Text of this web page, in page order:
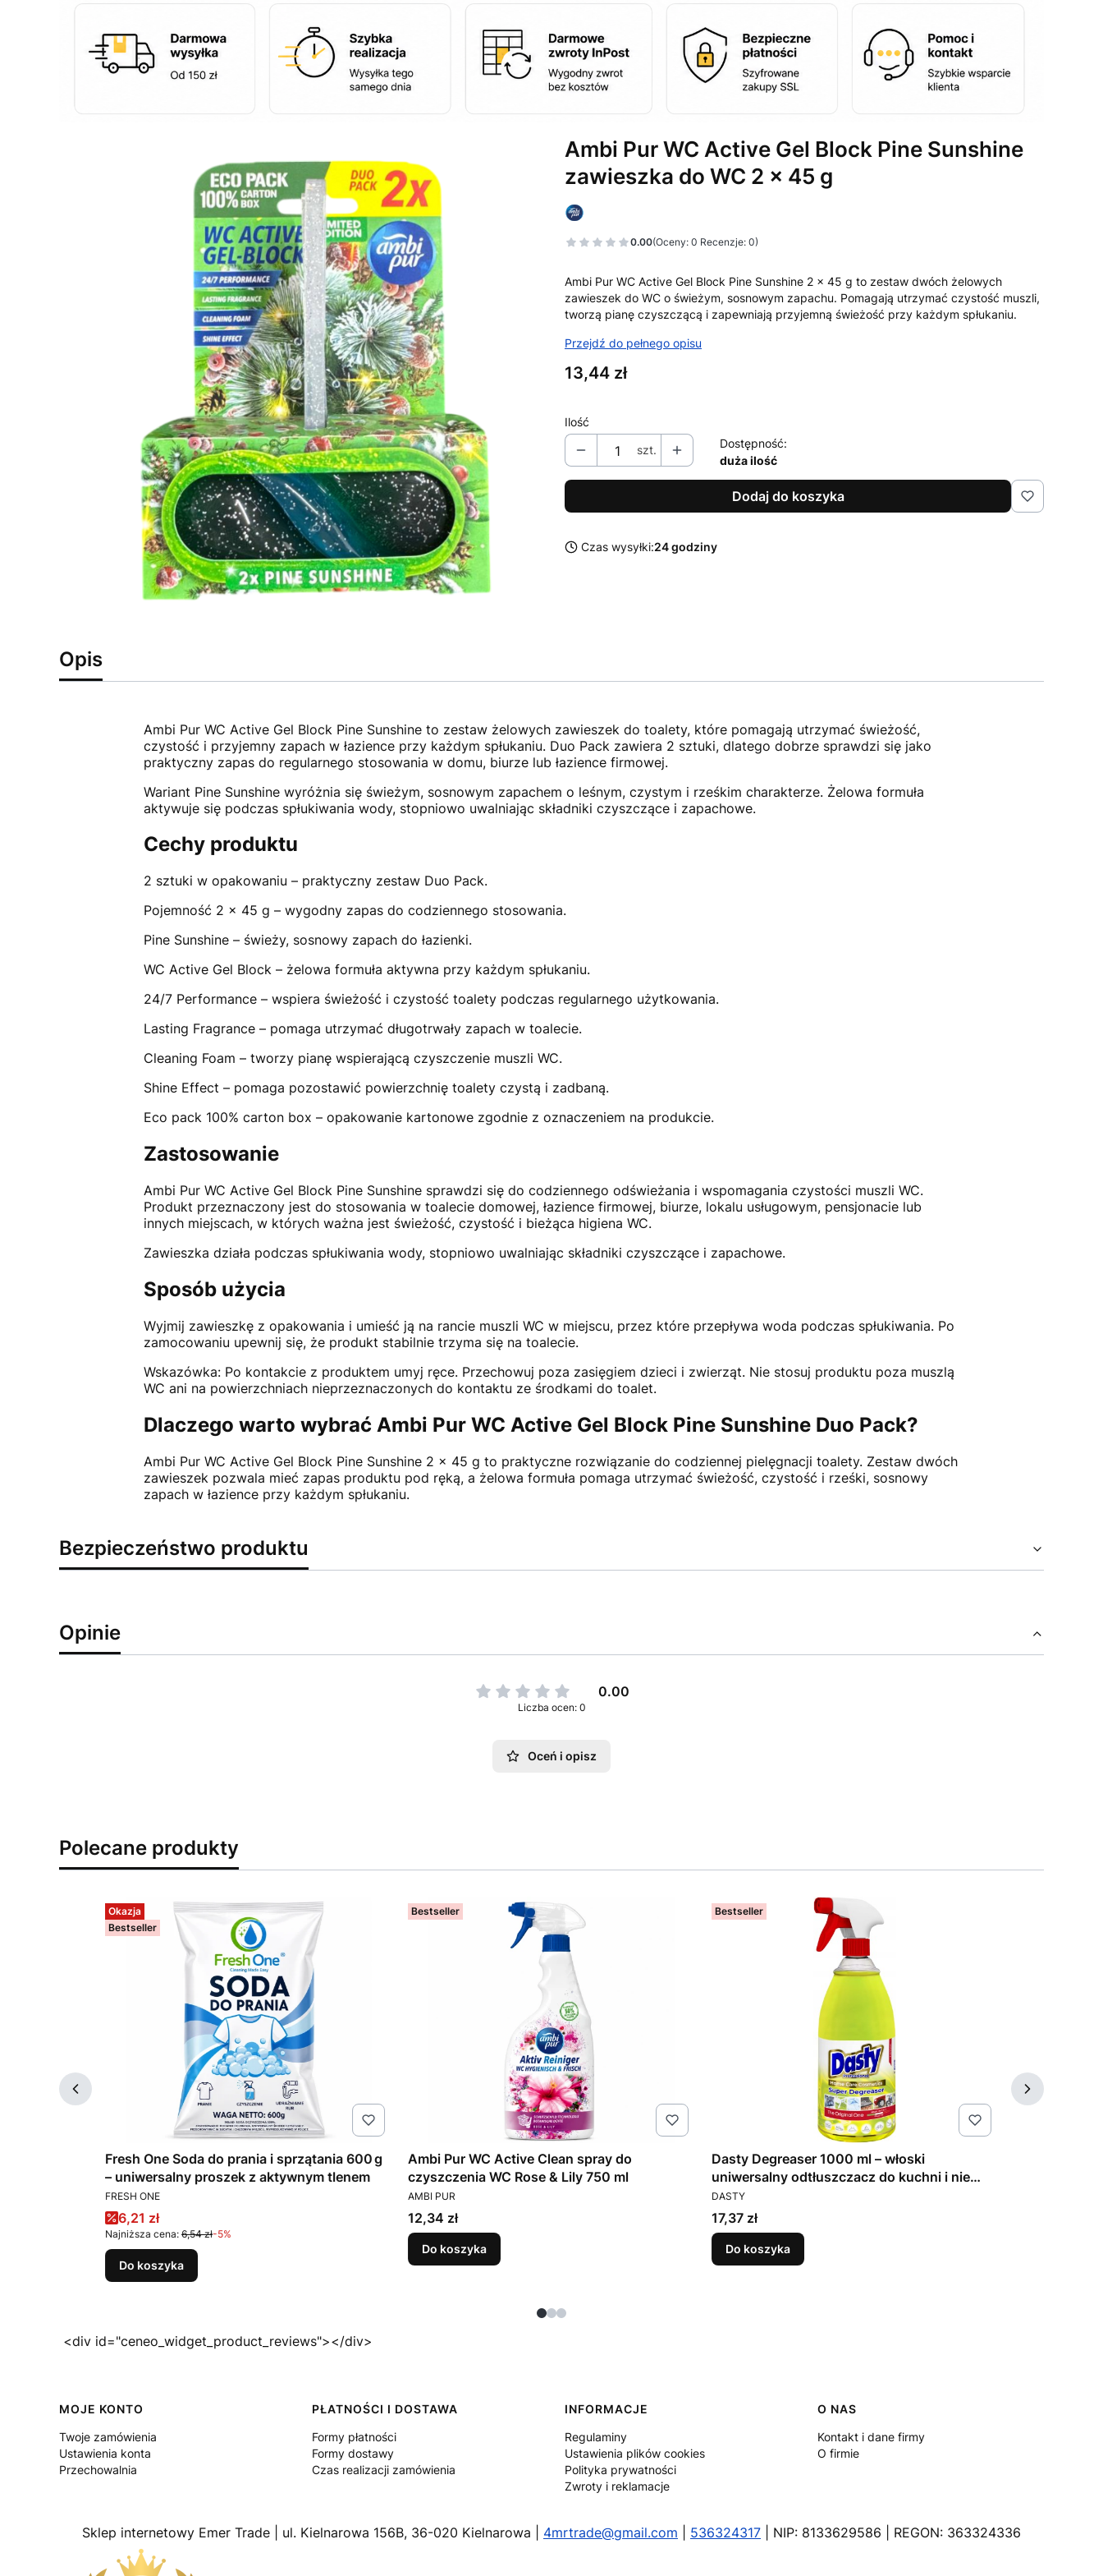
Ambi Pur WC Active Gel Block Pine Sunshine
zawieszka do WC 2 x 45 g
0.00(Oceny: 0 Recenzje: 0)
Przejdź do sekcji Opinie
Ambi Pur WC Active Gel Block Pine Sunshine 2 x 45 g to zestaw dwóch żelowych
zawieszek do WC o świeżym, sosnowym zapachu. Pomagają utrzymać czystość muszli,
tworzą pianę czyszczącą i zapewniają przyjemną świeżość przy każdym spłukaniu.
Przejdź do pełnego opisu
Cena
13,44 zł
Ilość
szt.
Dostępność:
duża ilość
Dodaj do koszyka
Czas wysyłki:24 godziny
Opis
Ambi Pur WC Active Gel Block Pine Sunshine to zestaw żelowych zawieszek do toalety, które pomagają utrzymać świeżość,
czystość i przyjemny zapach w łazience przy każdym spłukaniu. Duo Pack zawiera 2 sztuki, dlatego dobrze sprawdzi się jako
praktyczny zapas do regularnego stosowania w domu, biurze lub łazience firmowej.
Wariant Pine Sunshine wyróżnia się świeżym, sosnowym zapachem o leśnym, czystym i rześkim charakterze. Żelowa formuła
aktywuje się podczas spłukiwania wody, stopniowo uwalniając składniki czyszczące i zapachowe.
Cechy produktu
2 sztuki w opakowaniu – praktyczny zestaw Duo Pack.
Pojemność 2 x 45 g – wygodny zapas do codziennego stosowania.
Pine Sunshine – świeży, sosnowy zapach do łazienki.
WC Active Gel Block – żelowa formuła aktywna przy każdym spłukaniu.
24/7 Performance – wspiera świeżość i czystość toalety podczas regularnego użytkowania.
Lasting Fragrance – pomaga utrzymać długotrwały zapach w toalecie.
Cleaning Foam – tworzy pianę wspierającą czyszczenie muszli WC.
Shine Effect – pomaga pozostawić powierzchnię toalety czystą i zadbaną.
Eco pack 100% carton box – opakowanie kartonowe zgodnie z oznaczeniem na produkcie.
Zastosowanie
Ambi Pur WC Active Gel Block Pine Sunshine sprawdzi się do codziennego odświeżania i wspomagania czystości muszli WC.
Produkt przeznaczony jest do stosowania w toalecie domowej, łazience firmowej, biurze, lokalu usługowym, pensjonacie lub
innych miejscach, w których ważna jest świeżość, czystość i bieżąca higiena WC.
Zawieszka działa podczas spłukiwania wody, stopniowo uwalniając składniki czyszczące i zapachowe.
Sposób użycia
Wyjmij zawieszkę z opakowania i umieść ją na rancie muszli WC w miejscu, przez które przepływa woda podczas spłukiwania. Po
zamocowaniu upewnij się, że produkt stabilnie trzyma się na toalecie.
Wskazówka: Po kontakcie z produktem umyj ręce. Przechowuj poza zasięgiem dzieci i zwierząt. Nie stosuj produktu poza muszlą
WC ani na powierzchniach nieprzeznaczonych do kontaktu ze środkami do toalet.
Dlaczego warto wybrać Ambi Pur WC Active Gel Block Pine Sunshine Duo Pack?
Ambi Pur WC Active Gel Block Pine Sunshine 2 x 45 g to praktyczne rozwiązanie do codziennej pielęgnacji toalety. Zestaw dwóch
zawieszek pozwala mieć zapas produktu pod ręką, a żelowa formuła pomaga utrzymać świeżość, czystość i rześki, sosnowy
zapach w łazience przy każdym spłukaniu.
Bezpieczeństwo produktu
Opinie
0.00
Liczba ocen: 0
Oceń i opisz
Polecane produkty
Okazja
Bestseller
Fresh One Soda do prania i sprzątania 600 g
– uniwersalny proszek z aktywnym tlenem
PRODUCENT
FRESH ONE
Cena promocyjna
6,21 zł
Najniższa cena: 6,54 zł-5%
Do koszyka
Bestseller
Ambi Pur WC Active Clean spray do
czyszczenia WC Rose & Lily 750 ml
PRODUCENT
AMBI PUR
Cena
12,34 zł
Do koszyka
Bestseller
Dasty Degreaser 1000 ml – włoski
uniwersalny odtłuszczacz do kuchni i nie
tylko
PRODUCENT
DASTY
Cena
17,37 zł
Do koszyka
<div id="ceneo_widget_product_reviews"></div>
Linki w stopce
MOJE KONTO
Twoje zamówienia
Ustawienia konta
Przechowalnia
PŁATNOŚCI I DOSTAWA
Formy płatności
Formy dostawy
Czas realizacji zamówienia
INFORMACJE
Regulaminy
Ustawienia plików cookies
Polityka prywatności
Zwroty i reklamacje
O NAS
Kontakt i dane firmy
O firmie
Sklep internetowy Emer Trade | ul. Kielnarowa 156B, 36-020 Kielnarowa | 4mrtrade@gmail.com 536324317 | NIP: 8133629586 | REGON: 363324336